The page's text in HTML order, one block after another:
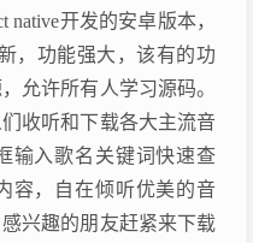
native开发的安卓版本，
，功能强大，该有的功
允许所有人学习源码。
收听和下载各大主流音
输入歌名关键词快速查
容，自在倾听优美的音
兴趣的朋友赶紧来下载